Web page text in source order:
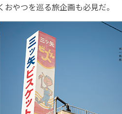
やつを巡る旅企画も必見だ。